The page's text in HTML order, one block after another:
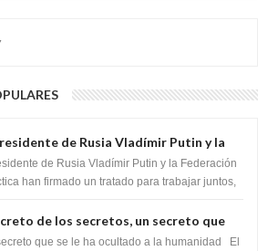
de Rusia Vladímir Putin y la
Galactica han firmado un
para acabar con los Sionistas?
de Rusia Vladímir Putin y la Federación
han firmado un tratado para trabajar juntos,
de los secretos, un secreto que
por completo el destino de la
que se le ha ocultado a la humanidad El